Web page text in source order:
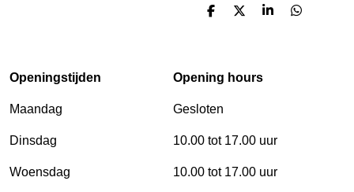
D
D
S
D
Openingstijden Opening hours
Maandag Gesloten
Dinsdag 10.00 tot 17.00 uur
Woensdag 10.00 tot 17.00 uur